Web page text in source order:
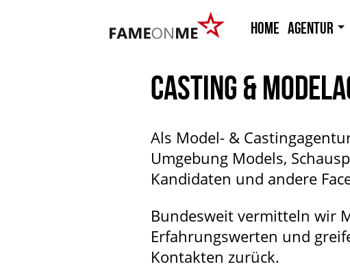
HOME Agentur
CASTING &
Als Model- &
Umgebung Models,
Kandidaten und andere
Bundesweit vermitteln wir
Erfahrungswerten und
Kontakten zurück.